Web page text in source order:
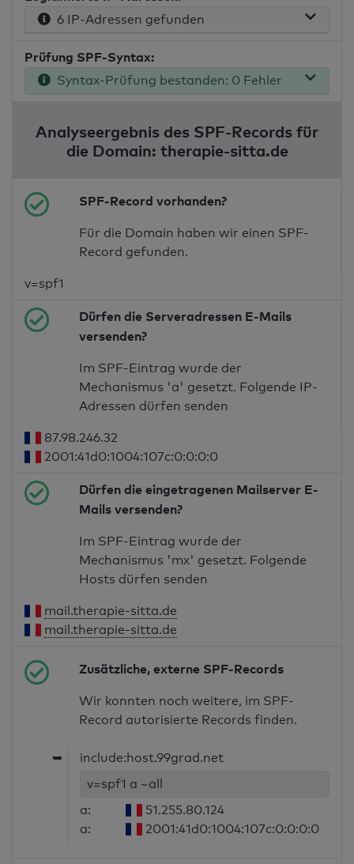
6 IP-Adressen gefunden
Prüfung SPF-Syntax:
Syntax-Prüfung bestanden: 0 Fehler
Analyseergebnis des SPF-Records für
die Domain: therapie-sitta.de
SPF-Record vorhanden?
Für die Domain haben wir einen SPF-
Record gefunden.
v=spf1
Dürfen die Serveradressen E-Mails
versenden?
Im SPF-Eintrag wurde der
Mechanismus 'a' gesetzt. Folgende IP-
Adressen dürfen senden
87.98.246.32
2001:41d0:1004:107c:0:0:0:0
Dürfen die eingetragenen Mailserver E-
Mails versenden?
Im SPF-Eintrag wurde der
Mechanismus 'mx' gesetzt. Folgende
Hosts dürfen senden
mail.therapie-sitta.de
mail.therapie-sitta.de
Zusätzliche, externe SPF-Records
Wir konnten noch weitere, im SPF-
Record autorisierte Records finden.
➥
include:host.99grad.net
v=spf1 a ~all
a:
51.255.80.124
a:
2001:41d0:1004:107c:0:0:0:0